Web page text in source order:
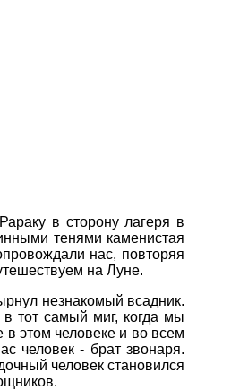
в сторону лагеря в
тенями каменистая
нас, повторяя
на Луне.
незнакомый всадник.
тот самый миг, когда мы
в этом человеке и во всем
человек - брат звонаря.
человек становился